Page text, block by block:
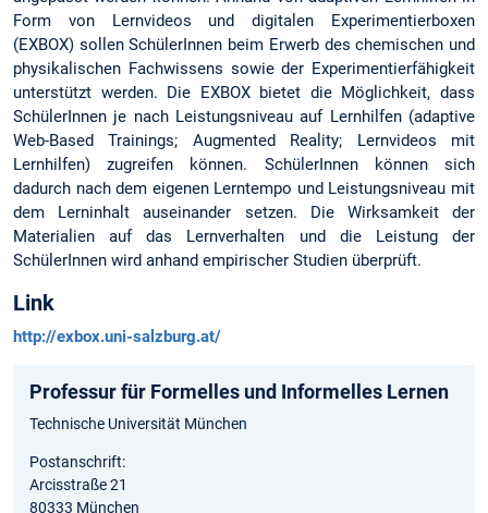
Form von Lernvideos und digitalen Experimentierboxen
(EXBOX) sollen SchülerInnen beim Erwerb des chemischen und
physikalischen Fachwissens sowie der Experimentierfähigkeit
unterstützt werden. Die EXBOX bietet die Möglichkeit, dass
SchülerInnen je nach Leistungsniveau auf Lernhilfen (adaptive
Web-Based Trainings; Augmented Reality; Lernvideos mit
Lernhilfen) zugreifen können. SchülerInnen können sich
dadurch nach dem eigenen Lerntempo und Leistungsniveau mit
dem Lerninhalt auseinander setzen. Die Wirksamkeit der
Materialien auf das Lernverhalten und die Leistung der
SchülerInnen wird anhand empirischer Studien überprüft.
Link
http://exbox.uni-salzburg.at/
Professur für Formelles und Informelles Lernen
Technische Universität München
Postanschrift:
Arcisstraße 21
80333 München